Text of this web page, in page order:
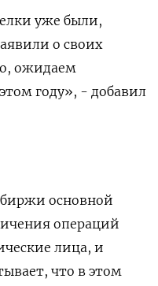
уже были,
о своих
ожидаем
году», - добавил
основной
операций
лица, и
что в этом